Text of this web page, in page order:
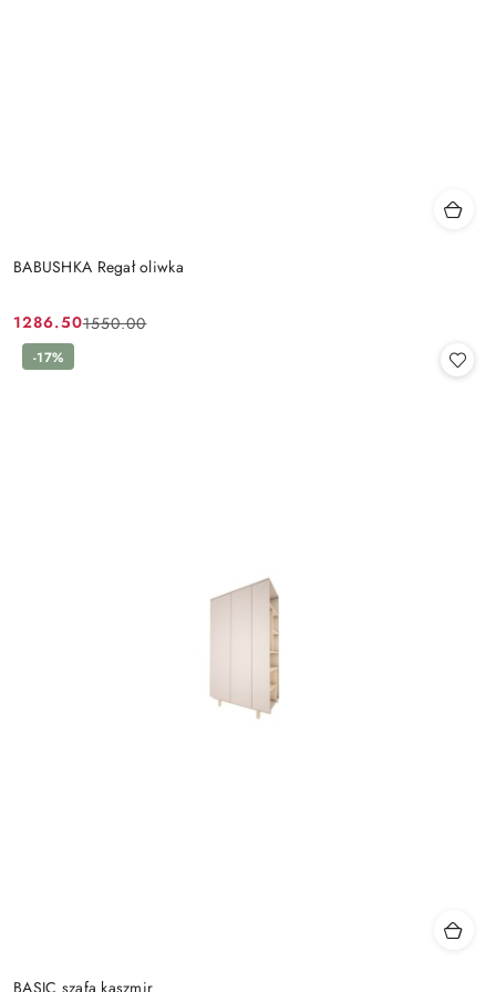
BABUSHKA Regał oliwka
Cena
promocyjna:
1286.50
Cena
przed
1550.00
-17%